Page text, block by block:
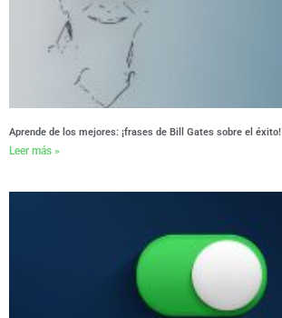
Aprende de los mejores: ¡frases de Bill Gates sobre el éxito!
Leer más »